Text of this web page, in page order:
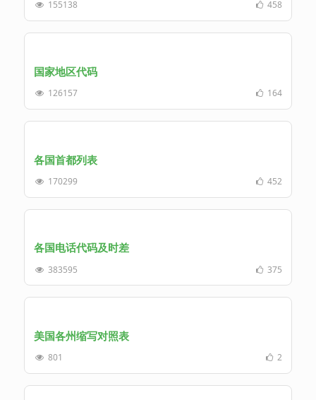
155138 458
国家地区代码
126157 164
各国首都列表
170299 452
各国电话代码及时差
383595 375
美国各州缩写对照表
801 2